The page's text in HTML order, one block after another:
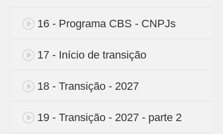
16 - Programa CBS - CNPJs
17 - Início de transição
18 - Transição - 2027
19 - Transição - 2027 - parte 2